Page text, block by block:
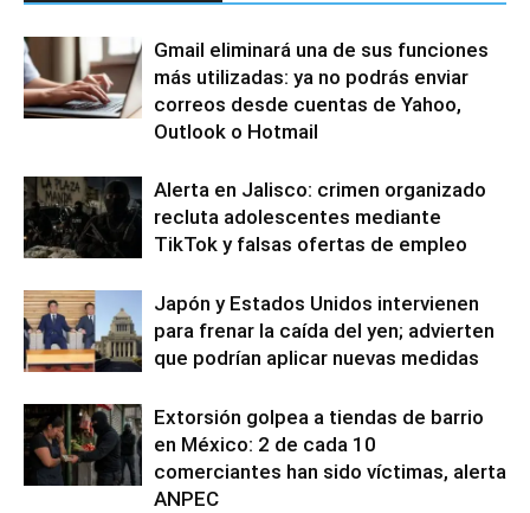
Gmail eliminará una de sus funciones
más utilizadas: ya no podrás enviar
correos desde cuentas de Yahoo,
Outlook o Hotmail
Alerta en Jalisco: crimen organizado
recluta adolescentes mediante
TikTok y falsas ofertas de empleo
Japón y Estados Unidos intervienen
para frenar la caída del yen; advierten
que podrían aplicar nuevas medidas
Extorsión golpea a tiendas de barrio
en México: 2 de cada 10
comerciantes han sido víctimas, alerta
ANPEC